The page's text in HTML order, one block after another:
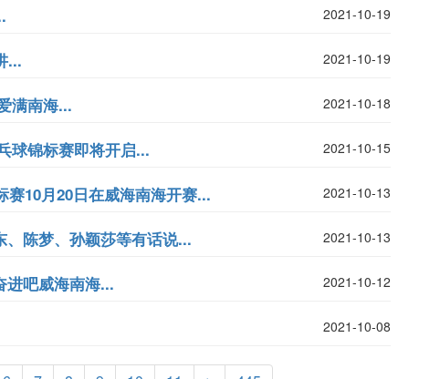
2021-10-19
... 2021-10-19
满南海... 2021-10-18
球锦标赛即将开启... 2021-10-15
赛10月20日在威海南海开赛... 2021-10-13
陈梦、孙颖莎等有话说... 2021-10-13
进吧威海南海... 2021-10-12
2021-10-08